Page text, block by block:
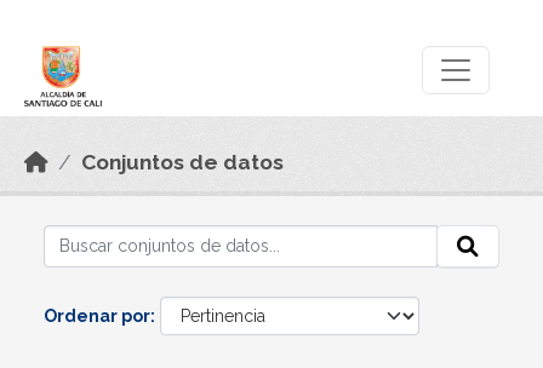
Conjuntos de datos
Ordenar por